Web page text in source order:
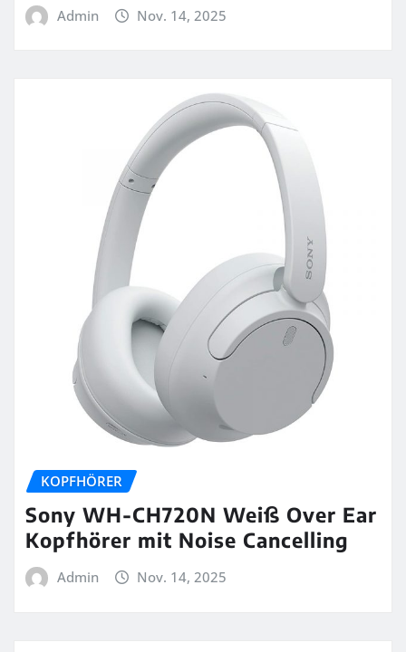
Admin Nov. 14, 2025
KOPFHÖRER
Sony WH-CH720N Weiß Over Ear
Kopfhörer mit Noise Cancelling
Admin Nov. 14, 2025